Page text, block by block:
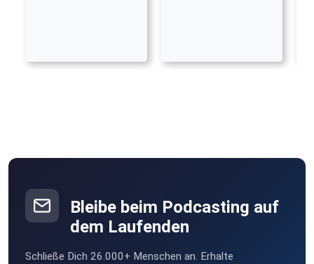
Bleibe beim Podcasting auf
dem Laufenden
Schließe Dich 26.000+ Menschen an. Erhalte